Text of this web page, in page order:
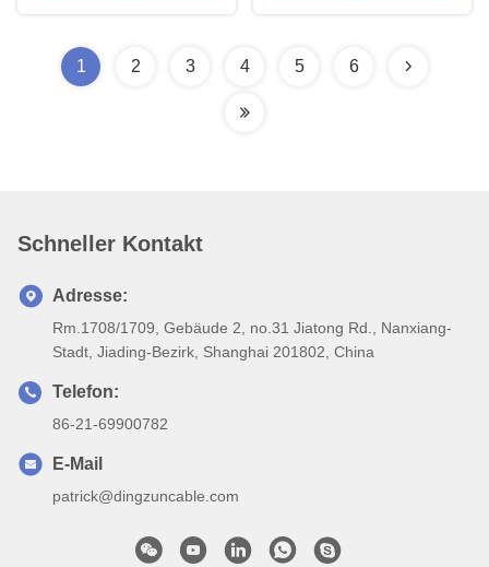
1 2 3 4 5 6
Schneller Kontakt
Adresse:
Rm.1708/1709, Gebäude 2, no.31 Jiatong Rd., Nanxiang-
Stadt, Jiading-Bezirk, Shanghai 201802, China
Telefon:
86-21-69900782
E-Mail
patrick@dingzuncable.com